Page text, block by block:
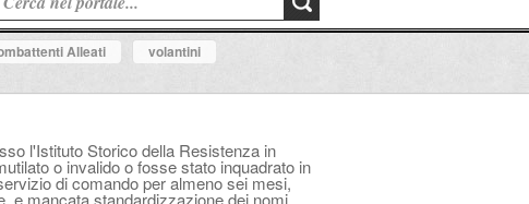
Alleati
volantini
l'Istituto Storico della Resistenza in
o invalido o fosse stato inquadrato in
di comando per almeno sei mesi,
e mancata standardizzazione dei nomi